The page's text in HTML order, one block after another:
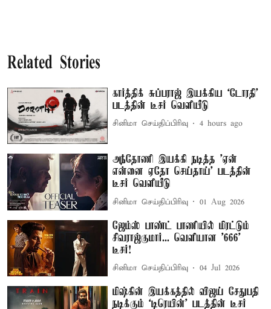
Related Stories
கார்த்திக் சுப்பராஜ் இயக்கிய `டோரதி'
படத்தின் டீசர் வெளியீடு
சினிமா செய்திப்பிரிவு 4 hours ago
அந்தோணி இயக்கி நடித்த 'ஏன்
என்னை ஏதோ செய்தாய்' படத்தின்
டீசர் வெளியீடு
சினிமா செய்திப்பிரிவு 01 Aug 2026
ஜேம்ஸ் பாண்ட் பாணியில் மிரட்டும்
சிவராஜ்குமார்... வெளியான '666'
டீசர்!
சினிமா செய்திப்பிரிவு 04 Jul 2026
மிஷ்கின் இயக்கத்தில் விஜய் சேதுபதி
நடிக்கும் `டிரெயின்' படத்தின் டீசர்